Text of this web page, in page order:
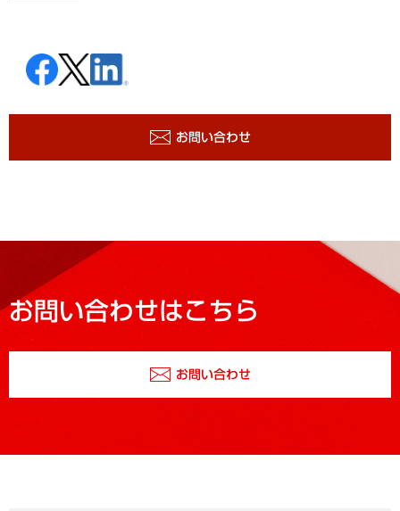
お問い合わせ
お問い合わせはこちら
お問い合わせ